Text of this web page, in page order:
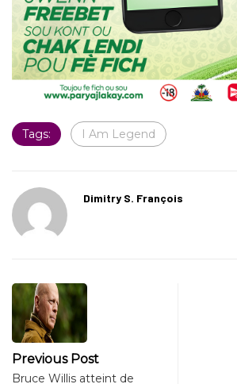
Tags: I Am Legend
Dimitry S. François
Previous Post
Bruce Willis atteint de